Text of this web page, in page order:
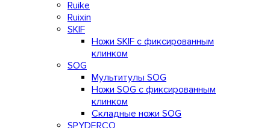
Ruike
Ruixin
SKIF
Ножи SKIF с фиксированным
клинком
SOG
Мультитулы SOG
Ножи SOG с фиксированным
клинком
Складные ножи SOG
SPYDERCO